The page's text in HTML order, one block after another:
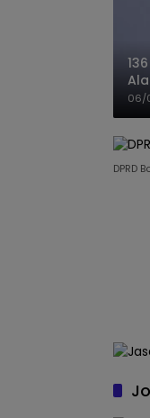
06/
DPRD